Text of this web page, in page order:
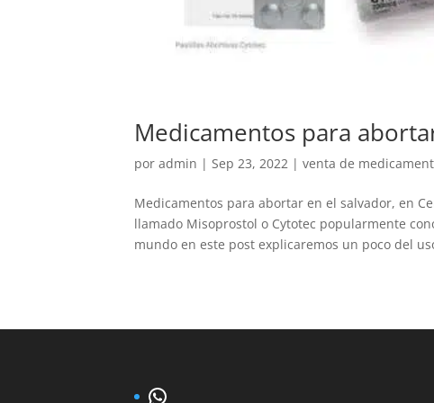
Medicamentos para
poradmin |Sep 23, 2022 |venta de
Medicamentos para abortar en el salvador, en
llamado Misoprostol o Cytotec popularmente
mundo en este post explicaremos un poco del
WhatsApp